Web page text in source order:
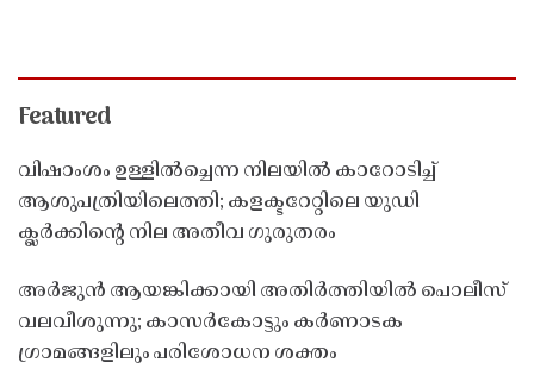
Featured
വിഷാംശം ഉള്ളിൽച്ചെന്ന നിലയിൽ കാറോടിച്ച്
ആശുപത്രിയിലെത്തി; കളക്ടറേറ്റിലെ യുഡി
ക്ലർക്കിൻ്റെ നില അതീവ ഗുരുതരം
അർജുൻ ആയങ്കിക്കായി അതിർത്തിയിൽ പൊലീസ്
വലവീശുന്നു; കാസർകോട്ടും കർണാടക
ഗ്രാമങ്ങളിലും പരിശോധന ശക്തം